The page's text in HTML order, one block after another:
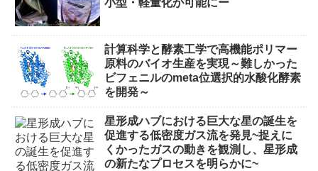
小型・軽量化が可能にー
計算科学と酵素工学で高機能ポリマー
原料のバイオ生産を実現～難しかった
ビフェニルのmeta位選択的水酸化酵素
を開発～
星形成ハブにおける巨大な星の誕生を
促進する低密度ガス流を発見~捉えに
くかったガスの動きを観測し、星形成
の新たなプロセスを明らかに~